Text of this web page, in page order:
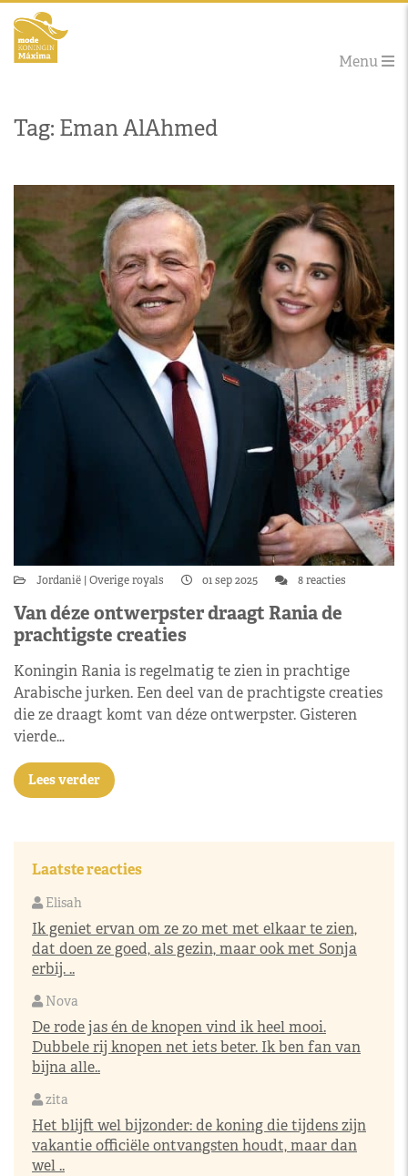
Menu
Tag: Eman AlAhmed
Jordanië Overige royals 01 sep 2025 8 reacties
Van déze ontwerpster draagt Rania de
prachtigste creaties
Koningin Rania is regelmatig te zien in prachtige
Arabische jurken. Een deel van de prachtigste creaties
die ze draagt komt van déze ontwerpster. Gisteren
vierde…
Lees verder
Laatste reacties
Elisah
Ik geniet ervan om ze zo met met elkaar te zien,
dat doen ze goed, als gezin, maar ook met Sonja
erbij. ..
Nova
De rode jas én de knopen vind ik heel mooi.
Dubbele rij knopen net iets beter. Ik ben fan van
bijna alle..
zita
Het blijft wel bijzonder: de koning die tijdens zijn
vakantie officiële ontvangsten houdt, maar dan
wel ..